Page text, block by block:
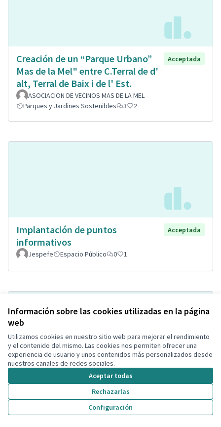
Información sobre las cookies utilizadas en la página
web
Utilizamos cookies en nuestro sitio web para mejorar el rendimiento
y el contenido del mismo. Las cookies nos permiten ofrecer una
experiencia de usuario y unos contenidos más personalizados desde
nuestros canales de redes sociales.
Aceptar todas
Rechazarlas
Configuración
Creación de un “Parque Urbano”
Mas de la Mel" entre C.Terral de d'
alt, Terral de Baix i de l' Est.
Acceptada
ASOCIACION DE VECINOS MAS DE LA MEL
Parques y Jardines Sostenibles
3 2
Implantación de puntos
informativos
Acceptada
Jespefe Espacio Público 0 1
Pla de Mobilitat a Mas Romeu
Calles y Viales